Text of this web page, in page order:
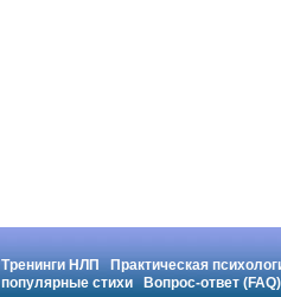
Тренинги НЛП
Практическая
популярные стихи
Вопрос-ответ (FAQ)